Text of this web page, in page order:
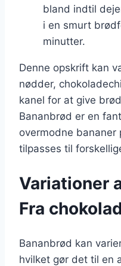
bland indtil
i en smurt
minutter.
Denne opskrift kan
nødder,
kanel for at give
Bananbrød er en
overmodne
tilpasses til
Variationer
Fra
Bananbrød kan
hvilket gør det til en